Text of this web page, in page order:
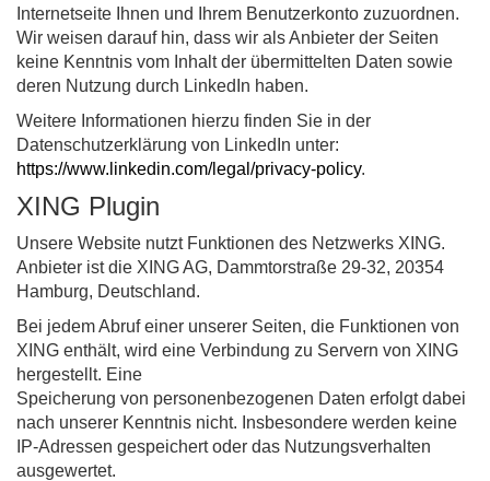
Internetseite Ihnen und Ihrem Benutzerkonto zuzuordnen.
Wir weisen darauf hin, dass wir als Anbieter der Seiten
keine Kenntnis vom Inhalt der übermittelten Daten sowie
deren Nutzung durch LinkedIn haben.
Weitere Informationen hierzu finden Sie in der
Datenschutzerklärung von LinkedIn unter:
https://www.linkedin.com/legal/privacy-policy.
XING Plugin
Unsere Website nutzt Funktionen des Netzwerks XING.
Anbieter ist die XING AG, Dammtorstraße 29-32, 20354
Hamburg, Deutschland.
Bei jedem Abruf einer unserer Seiten, die Funktionen von
XING enthält, wird eine Verbindung zu Servern von XING
hergestellt. Eine
Speicherung von personenbezogenen Daten erfolgt dabei
nach unserer Kenntnis nicht. Insbesondere werden keine
IP-Adressen gespeichert oder das Nutzungsverhalten
ausgewertet.